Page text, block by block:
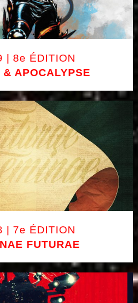
| 8e ÉDITION
& APOCALYPSE
| 7e ÉDITION
FUTURAE